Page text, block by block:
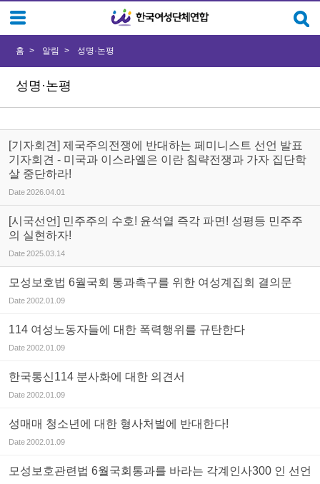
성명·논평
홈 알림 성명·논평
[기자회견] 제국주의전쟁에 반대하는 페미니스트 선언 발표
기자회견 - 미국과 이스라엘은 이란 침략전쟁과 가자 집단학
살 중단하라!
Date2026.04.01
[시국선언] 민주주의 수호! 윤석열 즉각 파면! 성평등 민주주
의 실현하자!
Date2025.03.14
모성보호법 6월국회 통과촉구를 위한 여성계집회 결의문
Date2002.01.09
114 여성노동자들에 대한 폭력행위를 규탄한다
Date2002.01.09
한국통신114 분사화에 대한 의견서
Date2002.01.09
성매매 청소년에 대한 형사처벌에 반대한다!
Date2002.01.09
모성보호관련법 6월국회통과를 바라는 각계인사300 인 선언